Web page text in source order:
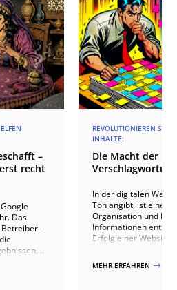
–
recht
Das
–
REVOLUTIONIEREN SIE
INHALTE:
Die Macht der
In der digitalen Welt,
Ton angibt, ist eine
Organisation und
Informationen
Erfolg einer Website.
Inhaltsverwaltung.
MEHR ERFAHREN $